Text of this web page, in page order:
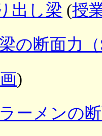
出し梁 (授
の断面力
)
ーメンの